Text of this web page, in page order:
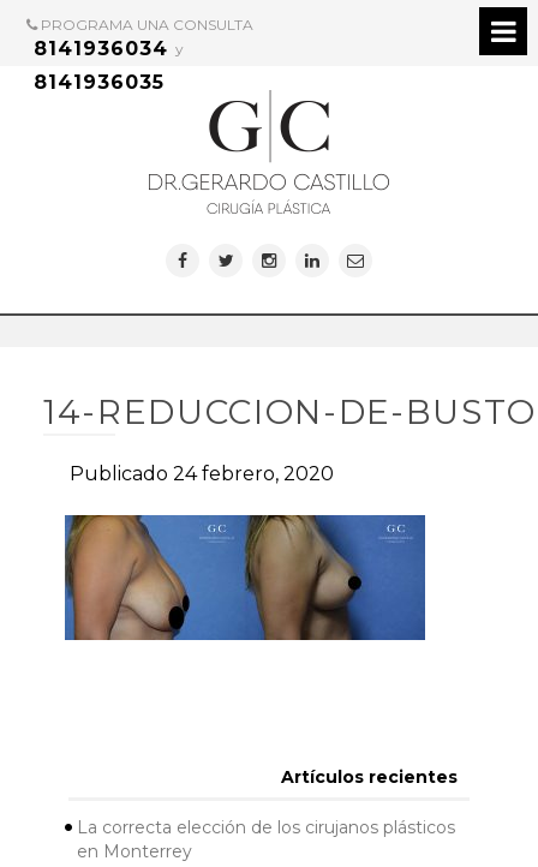
PROGRAMA UNA CONSULTA
8141936034 y
8141936035
14-REDUCCION-DE-BUSTO
Publicado 24 febrero, 2020
Artículos recientes
La correcta elección de los cirujanos plásticos
en Monterrey